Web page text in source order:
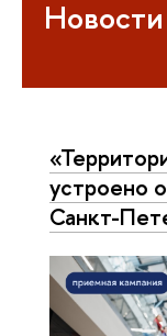
Новости
устроено
Санкт-